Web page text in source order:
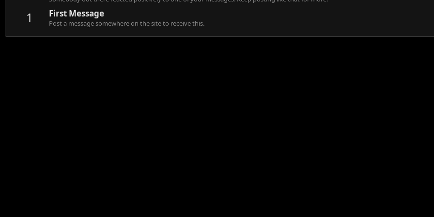
1 First Message
Post a message somewhere on the site to receive this.